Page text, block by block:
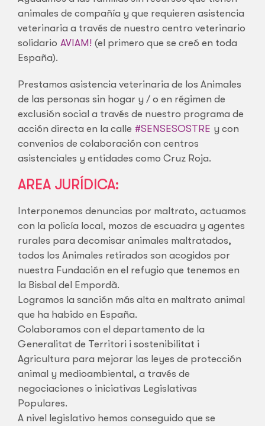
animales de compañía y que requieren asistencia
veterinaria a través de nuestro centro veterinario
solidario AVIAM! (el primero que se creó en toda
España).
Prestamos asistencia veterinaria de los Animales
de las personas sin hogar y / o en régimen de
exclusión social a través de nuestro programa de
acción directa en la calle #SENSESOSTRE y con
convenios de colaboración con centros
asistenciales y entidades como Cruz Roja.
AREA JURÍDICA:
Interponemos denuncias por maltrato, actuamos
con la policía local, mozos de escuadra y agentes
rurales para decomisar animales maltratados,
todos los Animales retirados son acogidos por
nuestra Fundación en el refugio que tenemos en
la Bisbal del Empordà.
Logramos la sanción más alta en maltrato animal
que ha habido en España.
Colaboramos con el departamento de la
Generalitat de Territori i sostenibilitat i
Agricultura para mejorar las leyes de protección
animal y medioambiental, a través de
negociaciones o iniciativas Legislativas
Populares.
A nivel legislativo hemos conseguido que se